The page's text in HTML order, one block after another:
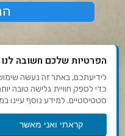
תנאי
הפרטיות שלכם חשובה לנו
כדי לספק חוויית גלישה טובה
סטטיסטיים. למידע נוסף עיינו
קראתי ואני מאשר